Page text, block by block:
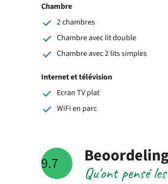
Chambre
2 chambres
Chambre avec lit double
Chambre avec 2 lits simples
Internet et télévision
Ecran TV plat
WiFi en parc
9.7 Qu'ont pensé